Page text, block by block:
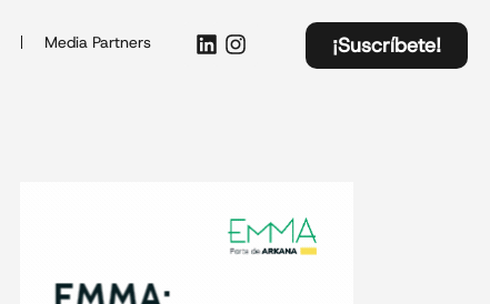
Media Partners ¡Suscríbete!